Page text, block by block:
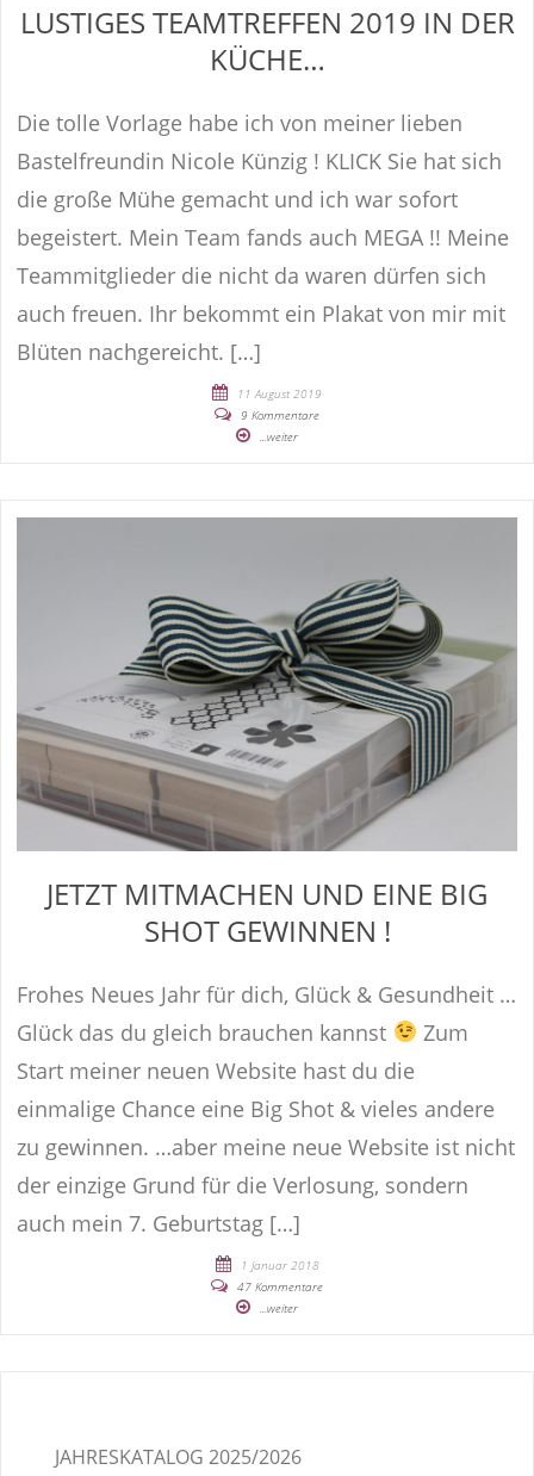
LUSTIGES TEAMTREFFEN 2019 IN DER
KÜCHE…
Die tolle Vorlage habe ich von meiner lieben
Bastelfreundin Nicole Künzig ! KLICK Sie hat sich
die große Mühe gemacht und ich war sofort
begeistert. Mein Team fands auch MEGA !! Meine
Teammitglieder die nicht da waren dürfen sich
auch freuen. Ihr bekommt ein Plakat von mir mit
Blüten nachgereicht. […]
11 August 2019
9 Kommentare
...weiter
JETZT MITMACHEN UND EINE BIG
SHOT GEWINNEN !
Frohes Neues Jahr für dich, Glück & Gesundheit …
Glück das du gleich brauchen kannst
Zum
Start meiner neuen Website hast du die
einmalige Chance eine Big Shot & vieles andere
zu gewinnen. …aber meine neue Website ist nicht
der einzige Grund für die Verlosung, sondern
auch mein 7. Geburtstag […]
1 Januar 2018
47 Kommentare
...weiter
JAHRESKATALOG 2025/2026